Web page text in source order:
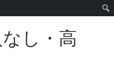
し・高